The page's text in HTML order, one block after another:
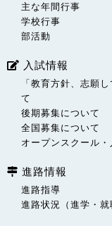
主な年間行事
学校行事
部活動
入試情報
「教育方針、志願
て
後期募集について
全国募集について
オープンスクール・
進路情報
進路指導
進路状況（進学・就